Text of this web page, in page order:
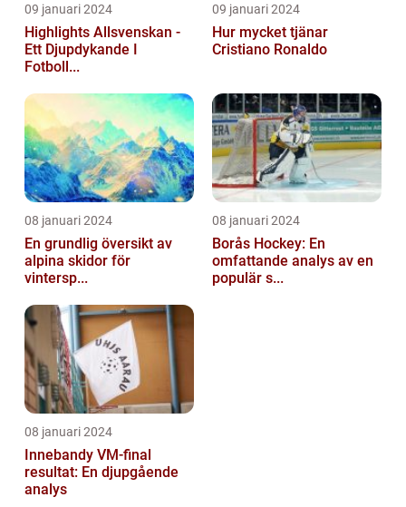
09 januari 2024
Highlights Allsvenskan -
Ett Djupdykande I
Fotboll...
09 januari 2024
Hur mycket tjänar
Cristiano Ronaldo
08 januari 2024
En grundlig översikt av
alpina skidor för
vintersp...
08 januari 2024
Borås Hockey: En
omfattande analys av en
populär s...
08 januari 2024
Innebandy VM-final
resultat: En djupgående
analys